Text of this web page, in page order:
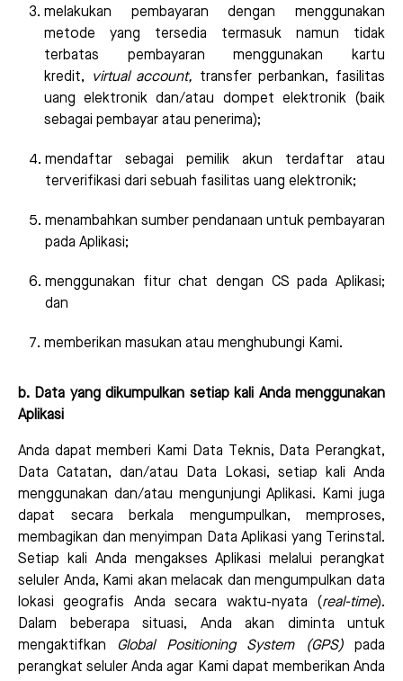
melakukan pembayaran dengan menggunakan
metode yang tersedia termasuk namun tidak
terbatas pembayaran menggunakan kartu
kredit,
virtual account, transfer perbankan, fasilitas
uang elektronik dan/atau dompet elektronik (baik
sebagai pembayar atau penerima);
mendaftar sebagai pemilik akun terdaftar atau
terverifikasi dari sebuah fasilitas uang elektronik;
menambahkan sumber pendanaan untuk pembayaran
pada Aplikasi;
menggunakan fitur chat dengan CS pada Aplikasi;
dan
memberikan masukan atau menghubungi Kami.
b. Data yang dikumpulkan setiap kali Anda menggunakan
Aplikasi
Anda dapat memberi Kami Data Teknis, Data Perangkat,
Data Catatan, dan/atau Data Lokasi, setiap kali Anda
menggunakan dan/atau mengunjungi Aplikasi. Kami juga
dapat secara berkala mengumpulkan, memproses,
membagikan dan menyimpan Data Aplikasi yang Terinstal.
Setiap kali Anda mengakses Aplikasi melalui perangkat
seluler Anda, Kami akan melacak dan mengumpulkan data
lokasi geografis Anda secara waktu-nyata (real-time).
Dalam beberapa situasi, Anda akan diminta untuk
mengaktifkan Global Positioning System (GPS)pada
perangkat seluler Anda agar Kami dapat memberikan Anda